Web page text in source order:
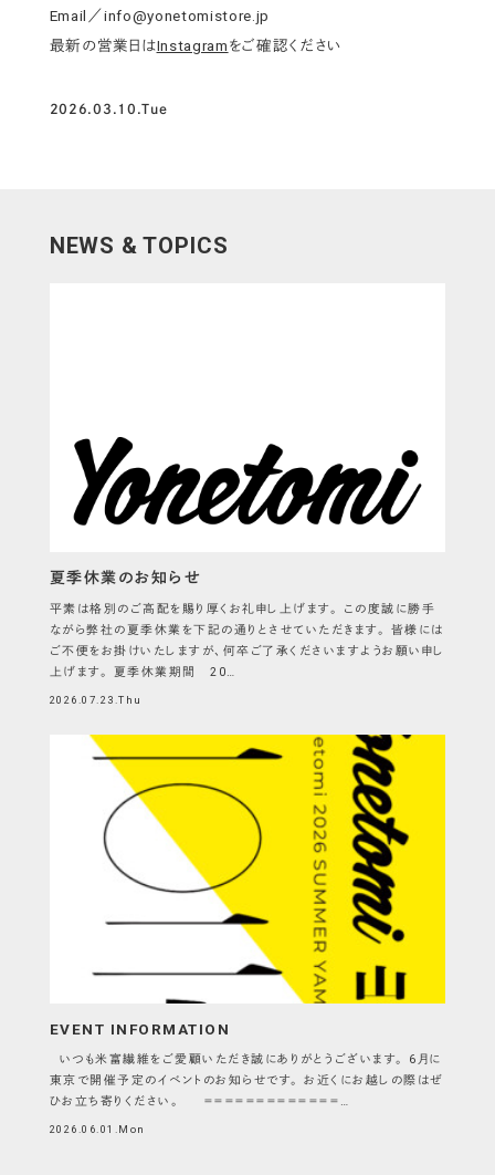
Email／info@yonetomistore.jp
最新の営業日はInstagramをご確認ください
2026.03.10.Tue
NEWS & TOPICS
夏季休業のお知らせ
平素は格別のご高配を賜り厚くお礼申し上げます。 この度誠に勝手
ながら弊社の夏季休業を下記の通りとさせていただきます。 皆様には
ご不便をお掛けいたしますが、何卒ご了承くださいますようお願い申し
上げます。 夏季休業期間 20…
2026.07.23.Thu
EVENT INFORMATION
いつも米富繊維をご愛顧いただき誠にありがとうございます。 6月に
東京で開催予定のイベントのお知らせです。 お近くにお越しの際はぜ
ひお立ち寄りください。 ＝＝＝＝＝＝＝＝＝＝＝＝＝…
2026.06.01.Mon